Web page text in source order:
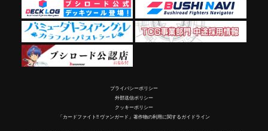
プライバシーポリシー
外部送信ポリシー
クッキーポリシー
「カードファイト!! ヴァンガード」著作物の利用に関するガイドライン